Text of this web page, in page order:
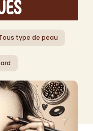
type de peau